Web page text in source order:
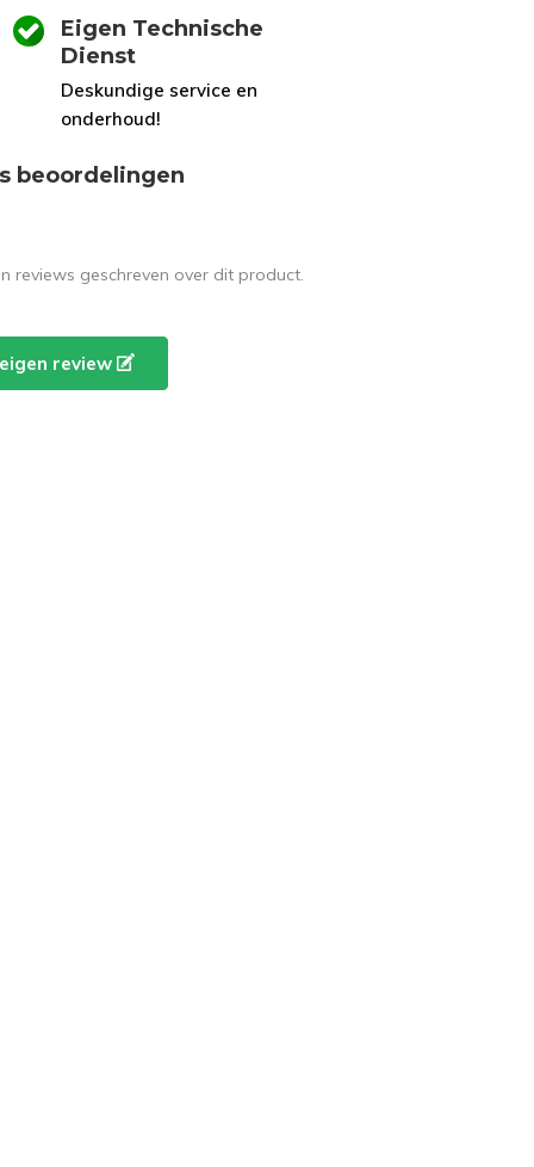
Eigen Technische
Dienst
Deskundige service en
onderhoud!
beoordelingen
reviews geschreven over dit product.
review